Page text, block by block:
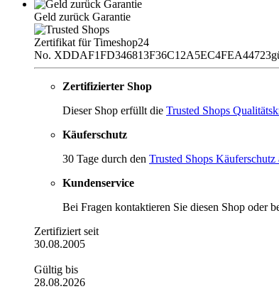
Geld zurück Garantie
Zertifikat für Timeshop24
No. XDDAF1FD346813F36C12A5EC4FEA44723
Zertifizierter Shop
Dieser Shop erfüllt die Trusted Shops
Käuferschutz
30 Tage durch den Trusted Shops Käuferschutz
Kundenservice
Bei Fragen kontaktieren Sie diesen Shop oder
Zertifiziert seit
30.08.2005
Gültig bis
28.08.2026